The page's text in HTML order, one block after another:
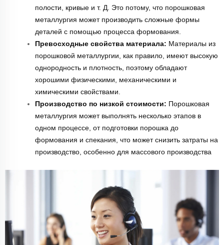
полости, кривые и т. Д. Это потому, что порошковая
металлургия может производить сложные формы
деталей с помощью процесса формования.
Превосходные свойства материала: Материалы из
порошковой металлургии, как правило, имеют высокую
однородность и плотность, поэтому обладают
хорошими физическими, механическими и
химическими свойствами.
Производство по низкой стоимости: Порошковая
металлургия может выполнять несколько этапов в
одном процессе, от подготовки порошка до
формования и спекания, что может снизить затраты на
производство, особенно для массового производства